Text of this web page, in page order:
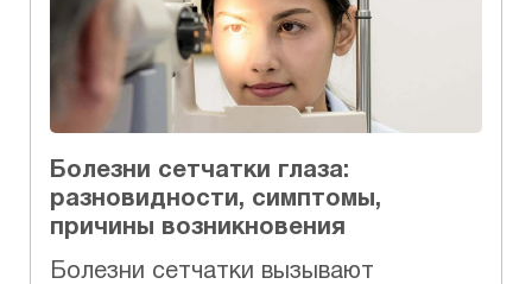
Болезни сетчатки глаза:
разновидности, симптомы,
причины возникновения
Болезни сетчатки вызывают